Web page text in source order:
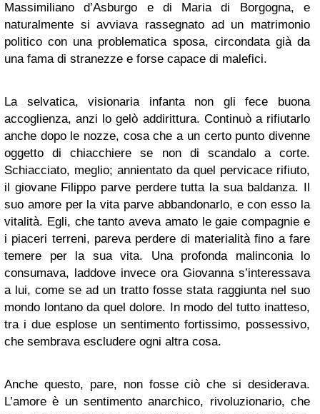
Massimiliano d’Asburgo e di Maria di Borgogna, e
naturalmente si avviava rassegnato ad un matrimonio
politico con una problematica sposa, circondata già da
una fama di stranezze e forse capace di malefici.
La selvatica, visionaria infanta non gli fece buona
accoglienza, anzi lo gelò addirittura. Continuò a rifiutarlo
anche dopo le nozze, cosa che a un certo punto divenne
oggetto di chiacchiere se non di scandalo a corte.
Schiacciato, meglio; annientato da quel pervicace rifiuto,
il giovane Filippo parve perdere tutta la sua baldanza. Il
suo amore per la vita parve abbandonarlo, e con esso la
vitalità. Egli, che tanto aveva amato le gaie compagnie e
i piaceri terreni, pareva perdere di materialità fino a fare
temere per la sua vita. Una profonda malinconia lo
consumava, laddove invece ora Giovanna s’interessava
a lui, come se ad un tratto fosse stata raggiunta nel suo
mondo lontano da quel dolore. In modo del tutto inatteso,
tra i due esplose un sentimento fortissimo, possessivo,
che sembrava escludere ogni altra cosa.
Anche questo, pare, non fosse ciò che si desiderava.
L’amore è un sentimento anarchico, rivoluzionario, che